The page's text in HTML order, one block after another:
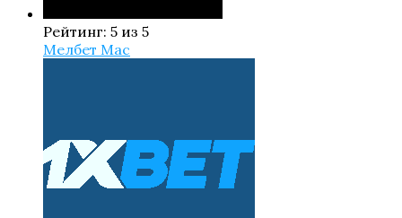
Рейтинг: 5 из 5
Мелбет Mac